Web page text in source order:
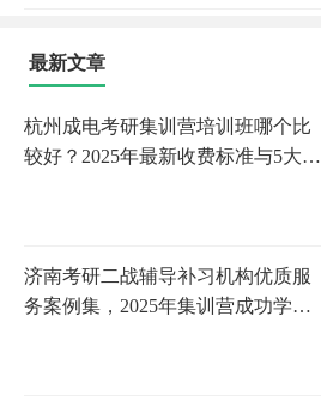
最新文章
杭州成电考研集训营培训班哪个比
较好？2025年最新收费标准与5大机
济南考研二战辅导补习机构优质服
务案例集，2025年集训营成功学员